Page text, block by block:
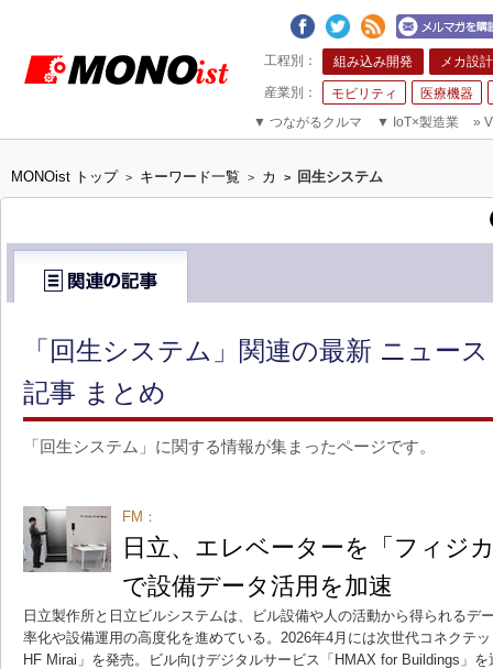
組み込み開発 メカ設計
モビリティ
医療機器
▼ つながるクルマ ▼ IoT×製造業 »
MONOist トップ > キーワード一覧 > カ > 回生システム
「回生システム」関連の最新 ニュー
記事 まとめ
「回生システム」に関する情報が集まったページです。
FM：
日立、エレベーターを「フィジ
で設備データ活用を加速
日立製作所と日立ビルシステムは、ビル設備や人の活動から得られるデ
率化や設備運用の高度化を進めている。2026年4月には次世代コネクテ
HF Mirai」を発売。ビル向けデジタルサービス「HMAX for Buildings」